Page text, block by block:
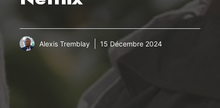
Alexis Tremblay 15 Décembre 2024